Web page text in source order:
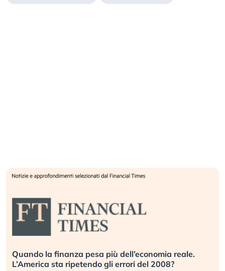
Quando la finanza pesa più dell’economia reale.
L’America sta ripetendo gli errori del 2008?